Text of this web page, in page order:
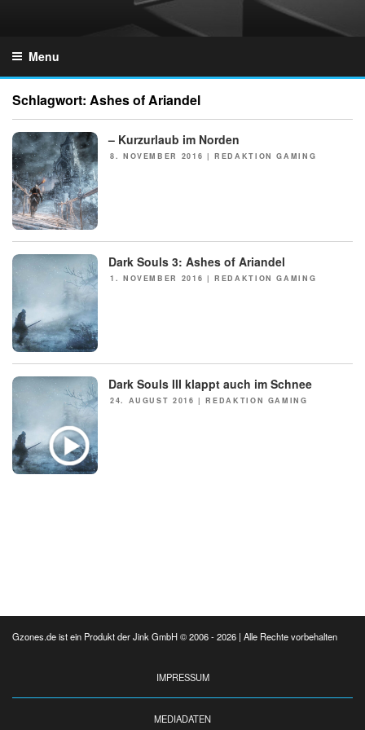
Menu
Schlagwort: Ashes of Ariandel
– Kurzurlaub im Norden
POSTED
8. NOVEMBER 2016 |REDAKTION GAMING
Dark Souls 3: Ashes of Ariandel
POSTED
1. NOVEMBER 2016 |REDAKTION GAMING
NEWS Dark Souls III klappt auch im Schnee
POSTED
24. AUGUST 2016 |REDAKTION GAMING
Gzones.de ist ein Produkt der Jink GmbH © 2006 - 2026 | Alle Rechte vorbehalten
IMPRESSUM
MEDIADATEN